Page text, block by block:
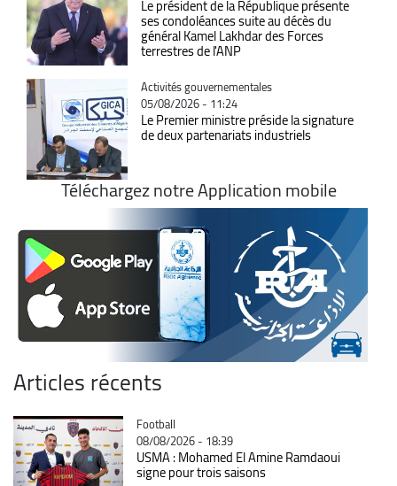
Le président de la République présente
ses condoléances suite au décès du
général Kamel Lakhdar des Forces
terrestres de l'ANP
Catégorie
Activités gouvernementales
05/08/2026 - 11:24
Le Premier ministre préside la signature
de deux partenariats industriels
Téléchargez notre Application mobile
Articles récents
Catégorie
Football
08/08/2026 - 18:39
USMA : Mohamed El Amine Ramdaoui
signe pour trois saisons